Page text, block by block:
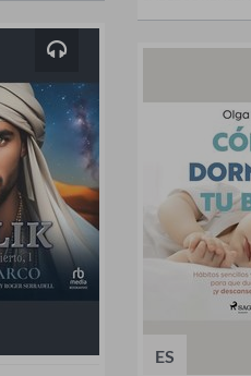
ES